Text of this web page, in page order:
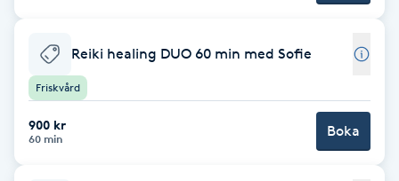
Brynplockning
Bröllopsuppsättning
C
Reiki healing DUO 60 min med Sofie
Friskvård
900 kr
60 min Boka